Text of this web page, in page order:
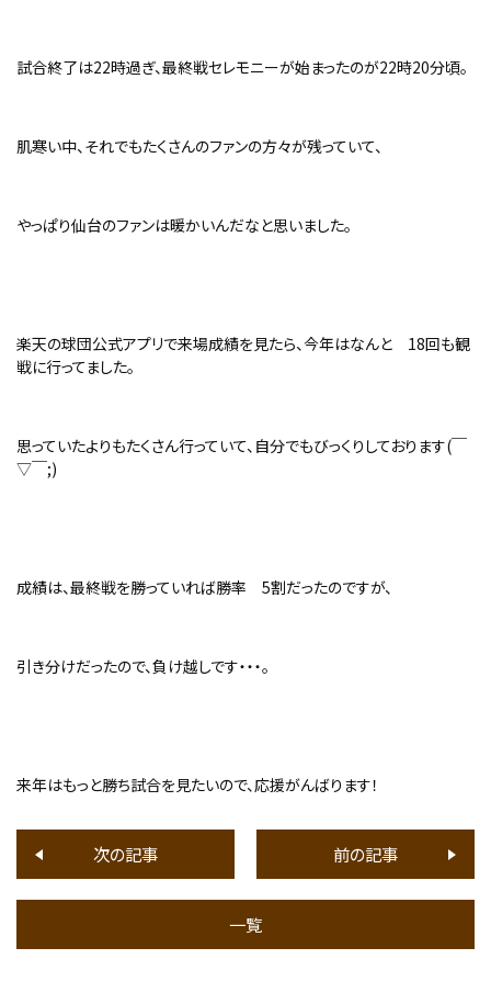
試合終了は22時過ぎ、最終戦セレモニーが始まったのが22時20分頃。
肌寒い中、それでもたくさんのファンの方々が残っていて、
やっぱり仙台のファンは暖かいんだなと思いました。
楽天の球団公式アプリで来場成績を見たら、今年はなんと 18回も観
戦に行ってました。
思っていたよりもたくさん行っていて、自分でもびっくりしております(￣
▽￣;)
成績は、最終戦を勝っていれば勝率 5割だったのですが、
引き分けだったので、負け越しです・・・。
来年はもっと勝ち試合を見たいので、応援がんばります！
次の記事
一覧
前の記事